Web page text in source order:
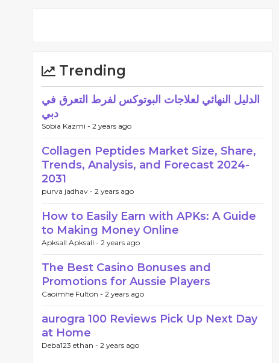
Trending
الدليل النهائي لعلاجات البوتوكس لفرط التعرق في
دبي
Sobia Kazmi - 2 years ago
Collagen Peptides Market Size, Share,
Trends, Analysis, and Forecast 2024-
2031
purva jadhav - 2 years ago
How to Easily Earn with APKs: A Guide
to Making Money Online
Apksall Apksall - 2 years ago
The Best Casino Bonuses and
Promotions for Aussie Players
Caoimhe Fulton - 2 years ago
aurogra 100 Reviews Pick Up Next Day
at Home
Deba123 ethan - 2 years ago